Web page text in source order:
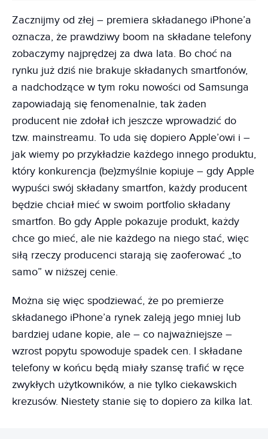
Zacznijmy od złej – premiera składanego iPhone’a
oznacza, że prawdziwy boom na składane telefony
zobaczymy najprędzej za dwa lata. Bo choć na
rynku już dziś nie brakuje składanych smartfonów,
a nadchodzące w tym roku nowości od Samsunga
zapowiadają się fenomenalnie, tak żaden
producent nie zdołał ich jeszcze wprowadzić do
tzw. mainstreamu. To uda się dopiero Apple’owi i –
jak wiemy po przykładzie każdego innego produktu,
który konkurencja (be)zmyślnie kopiuje – gdy Apple
wypuści swój składany smartfon, każdy producent
będzie chciał mieć w swoim portfolio składany
smartfon. Bo gdy Apple pokazuje produkt, każdy
chce go mieć, ale nie każdego na niego stać, więc
siłą rzeczy producenci starają się zaoferować „to
samo” w niższej cenie.
Można się więc spodziewać, że po premierze
składanego iPhone’a rynek zaleją jego mniej lub
bardziej udane kopie, ale – co najważniejsze –
wzrost popytu spowoduje spadek cen. I składane
telefony w końcu będą miały szansę trafić w ręce
zwykłych użytkowników, a nie tylko ciekawskich
krezusów. Niestety stanie się to dopiero za kilka lat.